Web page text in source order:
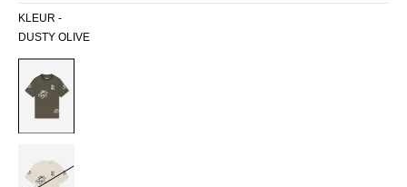
KLEUR -
DUSTY OLIVE
OLIVE
WHITE